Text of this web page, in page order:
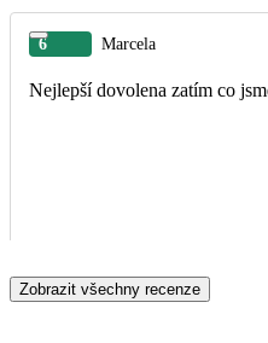
6 Marcela
Nejlepší dovolena zatím co
Zobrazit všechny recenze